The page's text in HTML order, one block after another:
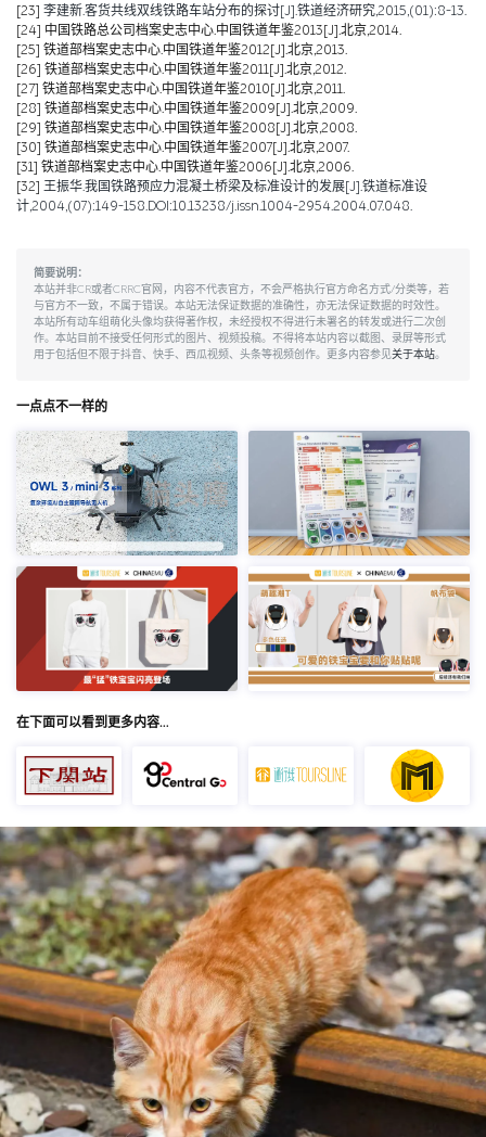
[23] 李建新.客货共线双线铁路车站分布的探讨[J].铁道经济研究,2015,(01):8-13.
[24] 中国铁路总公司档案史志中心.中国铁道年鉴2013[J].北京,2014.
[25] 铁道部档案史志中心.中国铁道年鉴2012[J].北京,2013.
[26] 铁道部档案史志中心.中国铁道年鉴2011[J].北京,2012.
[27] 铁道部档案史志中心.中国铁道年鉴2010[J].北京,2011.
[28] 铁道部档案史志中心.中国铁道年鉴2009[J].北京,2009.
[29] 铁道部档案史志中心.中国铁道年鉴2008[J].北京,2008.
[30] 铁道部档案史志中心.中国铁道年鉴2007[J].北京,2007.
[31] 铁道部档案史志中心.中国铁道年鉴2006[J].北京,2006.
[32] 王振华.我国铁路预应力混凝土桥梁及标准设计的发展[J].铁道标准设
计,2004,(07):149-158.DOI:10.13238/j.issn.1004-2954.2004.07.048.
简要说明：
本站并非CR或者CRRC官网，内容不代表官方，不会严格执行官方命名方式/分类等，若
与官方不一致，不属于错误。本站无法保证数据的准确性，亦无法保证数据的时效性。
本站所有动车组萌化头像均获得著作权，未经授权不得进行未署名的转发或进行二次创
作。本站目前不接受任何形式的图片、视频投稿。不得将本站内容以截图、录屏等形式
用于包括但不限于抖音、快手、西瓜视频、头条等视频创作。更多内容参见关于本站。
一点点不一样的
在下面可以看到更多内容…